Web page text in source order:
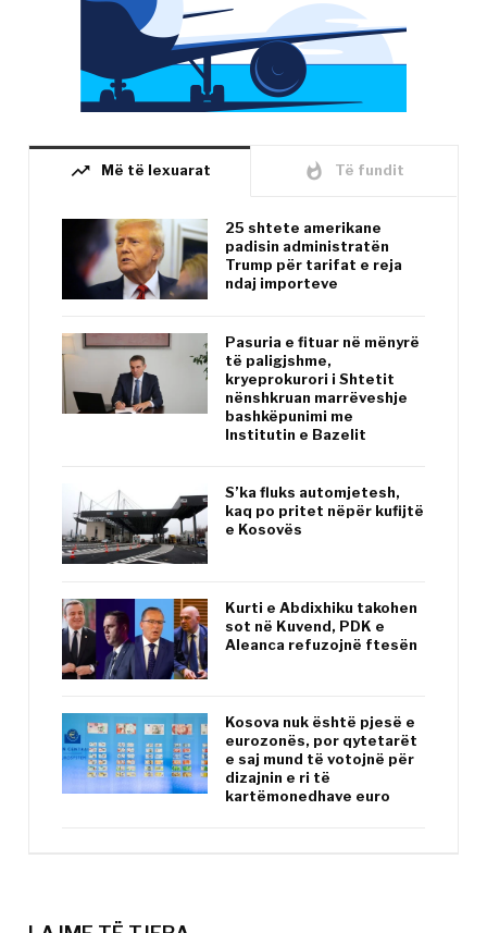
trending_up Më të lexuarat whatshot Të fundit
25 shtete amerikane
padisin administratën
Trump për tarifat e reja
ndaj importeve
Pasuria e fituar në mënyrë
të paligjshme,
kryeprokurori i Shtetit
nënshkruan marrëveshje
bashkëpunimi me
Institutin e Bazelit
S’ka fluks automjetesh,
kaq po pritet nëpër kufijtë
e Kosovës
Kurti e Abdixhiku takohen
sot në Kuvend, PDK e
Aleanca refuzojnë ftesën
Kosova nuk është pjesë e
eurozonës, por qytetarët
e saj mund të votojnë për
dizajnin e ri të
kartëmonedhave euro